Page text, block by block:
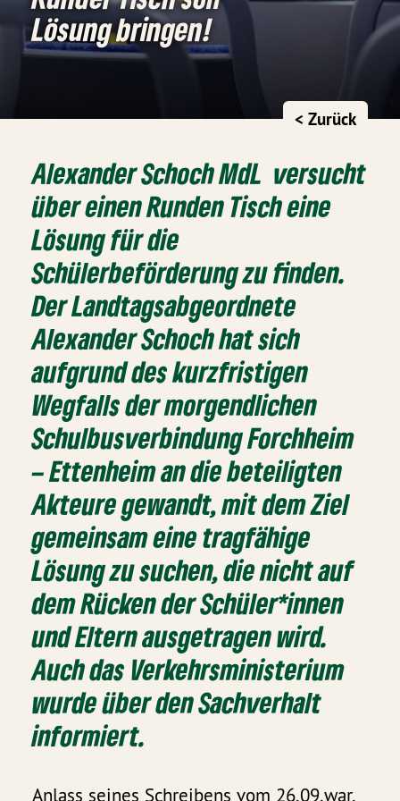
Lösung bringen!
< Zurück
Alexander Schoch MdL versucht
über einen Runden Tisch eine
Lösung für die
Schülerbeförderung zu finden.
Der Landtagsabgeordnete
Alexander Schoch hat sich
aufgrund des kurzfristigen
Wegfalls der morgendlichen
Schulbusverbindung Forchheim
– Ettenheim an die beteiligten
Akteure gewandt, mit dem Ziel
gemeinsam eine tragfähige
Lösung zu suchen, die nicht auf
dem Rücken der Schüler*innen
und Eltern ausgetragen wird.
Auch das Verkehrsministerium
wurde über den Sachverhalt
informiert.
Anlass seines Schreibens vom 26.09.war,